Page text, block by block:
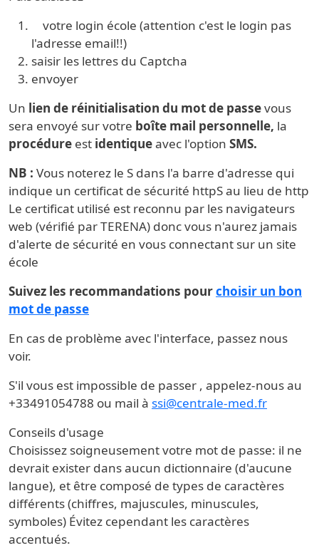
votre login école (attention c'est le login pas
l'adresse email!!)
saisir les lettres du Captcha
envoyer
Un lien de réinitialisation du mot de passevous
sera envoyé sur votre boîte mail personnelle, la
procédure est identiqueavec l'option SMS.
NB : Vous noterez le S dans l'a barre d'adresse qui
indique un certificat de sécurité httpS au lieu de http
Le certificat utilisé est reconnu par les navigateurs
web (vérifié par TERENA) donc vous n'aurez jamais
d'alerte de sécurité en vous connectant sur un site
école
Suivez les recommandations pourchoisir un bon
mot de passe
En cas de problème avec l'interface, passez nous
voir.
S'il vous est impossible de passer , appelez-nous au
+33491054788 ou mail à ssi@centrale-med.fr
Conseils d'usage
Choisissez soigneusement votre mot de passe: il ne
devrait exister dans aucun dictionnaire (d'aucune
langue), et être composé de types de caractères
différents (chiffres, majuscules, minuscules,
symboles) Évitez cependant les caractères
accentués.